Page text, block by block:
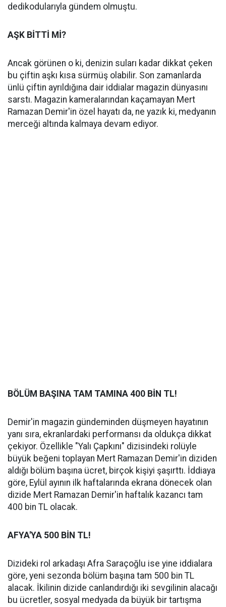
dedikodularıyla gündem olmuştu.
AŞK BİTTİ Mİ?
Ancak görünen o ki, denizin suları kadar dikkat çeken
bu çiftin aşkı kısa sürmüş olabilir. Son zamanlarda
ünlü çiftin ayrıldığına dair iddialar magazin dünyasını
sarstı. Magazin kameralarından kaçamayan Mert
Ramazan Demir'in özel hayatı da, ne yazık ki, medyanın
merceği altında kalmaya devam ediyor.
BÖLÜM BAŞINA TAM TAMINA 400 BİN TL!
Demir'in magazin gündeminden düşmeyen hayatının
yanı sıra, ekranlardaki performansı da oldukça dikkat
çekiyor. Özellikle "Yalı Çapkını" dizisindeki rolüyle
büyük beğeni toplayan Mert Ramazan Demir'in diziden
aldığı bölüm başına ücret, birçok kişiyi şaşırttı. İddiaya
göre, Eylül ayının ilk haftalarında ekrana dönecek olan
dizide Mert Ramazan Demir'in haftalık kazancı tam
400 bin TL olacak.
AFYA'YA 500 BİN TL!
Dizideki rol arkadaşı Afra Saraçoğlu ise yine iddialara
göre, yeni sezonda bölüm başına tam 500 bin TL
alacak. İkilinin dizide canlandırdığı iki sevgilinin alacağı
bu ücretler, sosyal medyada da büyük bir tartışma